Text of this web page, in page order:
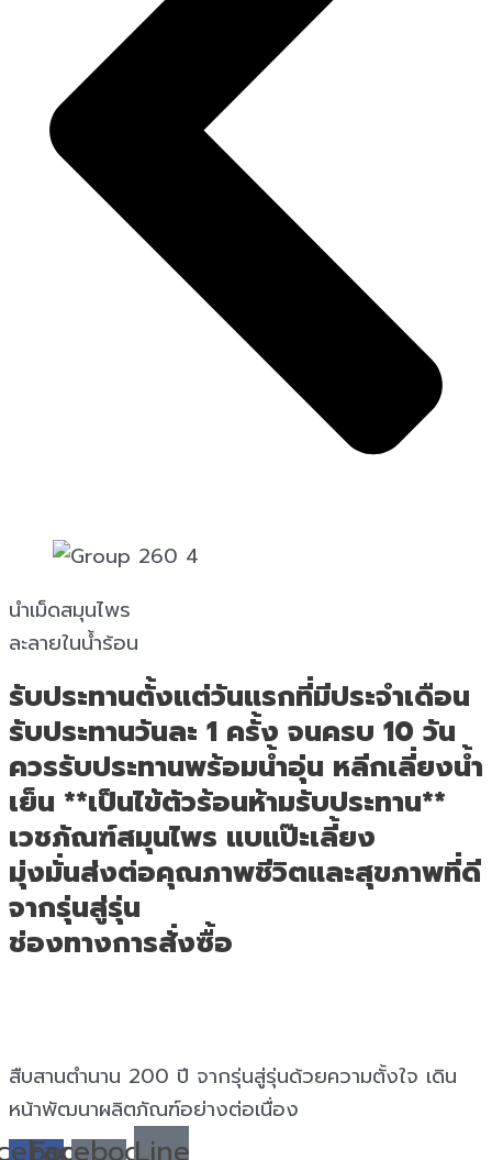
นำเม็ดสมุนไพร
ละลายในน้ำร้อน
รับประทานตั้งแต่วันแรกที่มีประจำเดือน
รับประทานวันละ 1 ครั้ง จนครบ 10 วัน
ควรรับประทานพร้อมน้ำอุ่น หลีกเลี่ยงน้ำ
เย็น **เป็นไข้ตัวร้อนห้ามรับประทาน**
เวชภัณฑ์สมุนไพร แบแป๊ะเลี้ยง
มุ่งมั่นส่งต่อคุณภาพชีวิตและสุขภาพที่ดี
จากรุ่นสู่รุ่น
ช่องทางการสั่งซื้อ
สืบสานตำนาน 200 ปี จากรุ่นสู่รุ่นด้วยความตั้งใจ เดิน
หน้าพัฒนาผลิตภัณฑ์อย่างต่อเนื่อง